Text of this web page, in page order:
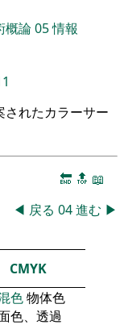
概論05情報
れたカラーサー
🔚 🔝 📖
◀ 戻る 04進む ▶
CMYK
色物体色
色、透過